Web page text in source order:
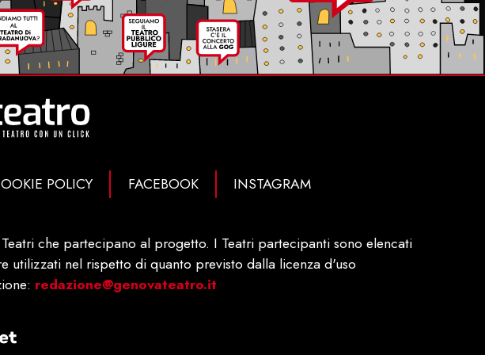
POLICY FACEBOOK INSTAGRAM
che partecipano al progetto. I Teatri partecipanti sono elencati
utilizzati nel rispetto di quanto previsto dalla licenza d'uso
redazione@genovateatro.it